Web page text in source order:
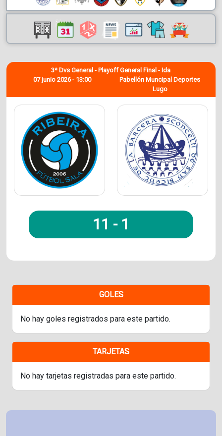
07 junio 2026 - 13:00
3ª Dvs General - Playoff General Final - Ida
Pabellón Muncipal Deportes
Lugo
11 - 1
GOLES
No hay goles registrados para este partido.
TARJETAS
No hay tarjetas registradas para este partido.